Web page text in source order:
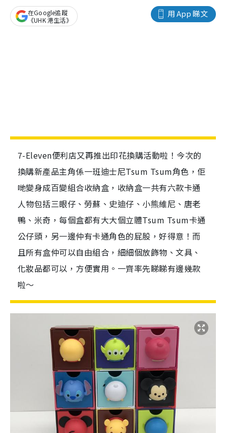
用 App 睇文
在Google追蹤
《UHK 港生活》
7-Eleven便利店又再推出印花換購活動啦！今次的
換購新產品主角係一班迪士尼Tsum Tsum角色，佢
哋變身成百變組合收納盒，收納盒一共有六款卡通
人物包括三眼仔、勞蘇、史迪仔、小熊維尼、唐老
鴨、米奇，每個盒都有大大個立體Tsum Tsum卡通
公仔頭，另一邊仲有卡通角色的屁股，好得意！而
且所有盒仲可以自由組合，細細個放飾物、文具、
化妝品都可以，方便實用。一齊率先睇睇有邊幾款
啦～